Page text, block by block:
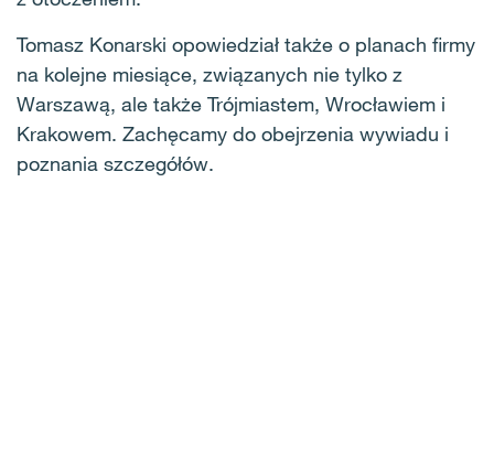
Tomasz Konarski opowiedział także o planach firmy
na kolejne miesiące, związanych nie tylko z
Warszawą, ale także Trójmiastem, Wrocławiem i
Krakowem. Zachęcamy do obejrzenia wywiadu i
poznania szczegółów.